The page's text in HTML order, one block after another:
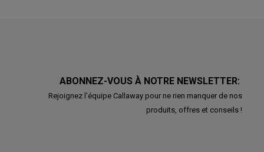
ABONNEZ-VOUS À NOTRE NEWSLETTER:
Rejoignez l'équipe Callaway pour ne rien manquer de nos
produits, offres et conseils !